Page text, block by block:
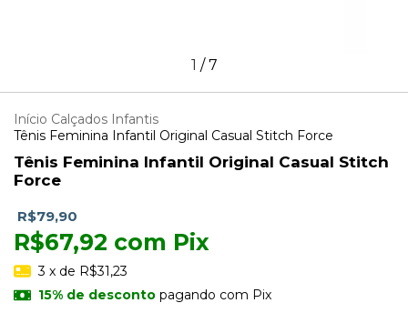
1 /7
Início Calçados Infantis
Tênis Feminina Infantil Original Casual Stitch Force
Tênis Feminina Infantil Original Casual Stitch
Force
R$79,90
R$67,92 com Pix
3 x de R$31,23
15% de descontopagando com Pix